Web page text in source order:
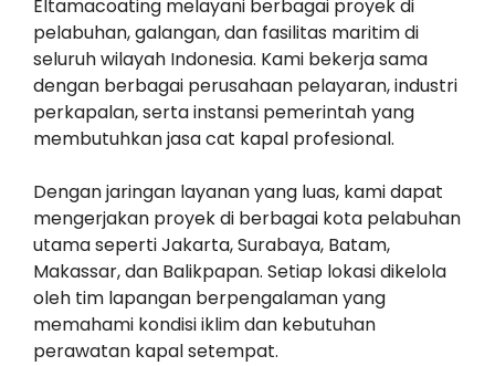
Eltamacoating melayani berbagai proyek di
pelabuhan, galangan, dan fasilitas maritim di
seluruh wilayah Indonesia. Kami bekerja sama
dengan berbagai perusahaan pelayaran, industri
perkapalan, serta instansi pemerintah yang
membutuhkan jasa cat kapal profesional.
Dengan jaringan layanan yang luas, kami dapat
mengerjakan proyek di berbagai kota pelabuhan
utama seperti Jakarta, Surabaya, Batam,
Makassar, dan Balikpapan. Setiap lokasi dikelola
oleh tim lapangan berpengalaman yang
memahami kondisi iklim dan kebutuhan
perawatan kapal setempat.